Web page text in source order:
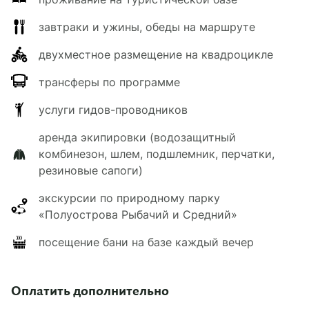
Мобильная связь и Wi-Fi отсутствуют.
завтраки и ужины, обеды на маршруте
двухместное размещение на квадроцикле
трансферы по программе
услуги гидов-проводников
аренда экипировки (водозащитный
комбинезон, шлем, подшлемник, перчатки,
резиновые сапоги)
экскурсии по природному парку
«Полуострова Рыбачий и Средний»
посещение бани на базе каждый вечер
Оплатить дополнительно